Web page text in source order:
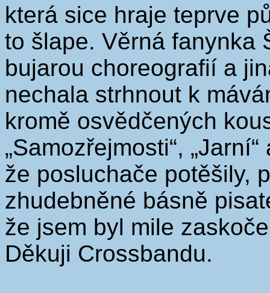
která sice hraje teprve
to šlape. Věrná fanynka
bujarou choreografií a
nechala strhnout k
kromě osvědčených
„Samozřejmosti“,
že posluchače potěšily,
zhudebněné básně
že jsem byl mile
Děkuji Crossbandu.